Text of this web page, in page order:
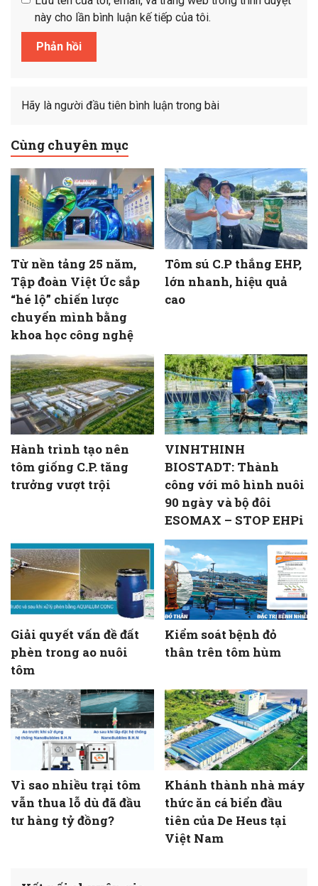
này cho lần bình luận kế tiếp của tôi.
Hãy là người đầu tiên bình luận trong bài
Cùng chuyên mục
Từ nền tảng 25 năm,
Tập đoàn Việt Úc sắp
“hé lộ” chiến lược
chuyển mình bằng
khoa học công nghệ
Tôm sú C.P thắng EHP,
lớn nhanh, hiệu quả
cao
Hành trình tạo nên
tôm giống C.P. tăng
trưởng vượt trội
VINHTHINH
BIOSTADT: Thành
công với mô hình nuôi
90 ngày và bộ đôi
ESOMAX – STOP EHPi
Giải quyết vấn đề đất
phèn trong ao nuôi
tôm
Kiểm soát bệnh đỏ
thân trên tôm hùm
Vì sao nhiều trại tôm
vẫn thua lỗ dù đã đầu
tư hàng tỷ đồng?
Khánh thành nhà máy
thức ăn cá biển đầu
tiên của De Heus tại
Việt Nam